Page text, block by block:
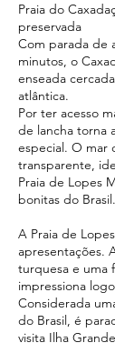
Praia do
preservada
Com parada de
minutos, o
enseada
atlântica.
Por ter acesso
de lancha torna
especial. O mar
transparente,
Praia de Lopes
bonitas do Brasil.
A Praia de
apresentações.
turquesa e uma
impressiona
Considerada
do Brasil, é
visita Ilha